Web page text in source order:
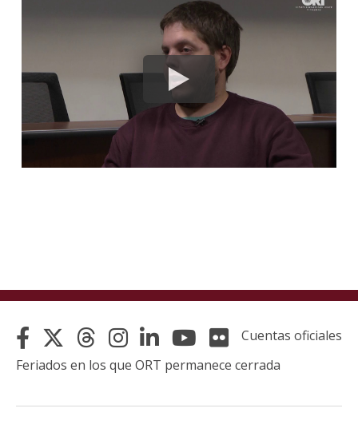
Cuentas oficiales
Feriados en los que ORT permanece cerrada